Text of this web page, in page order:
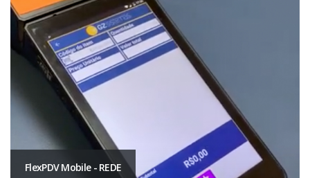
FlexPDV Mobile - REDE